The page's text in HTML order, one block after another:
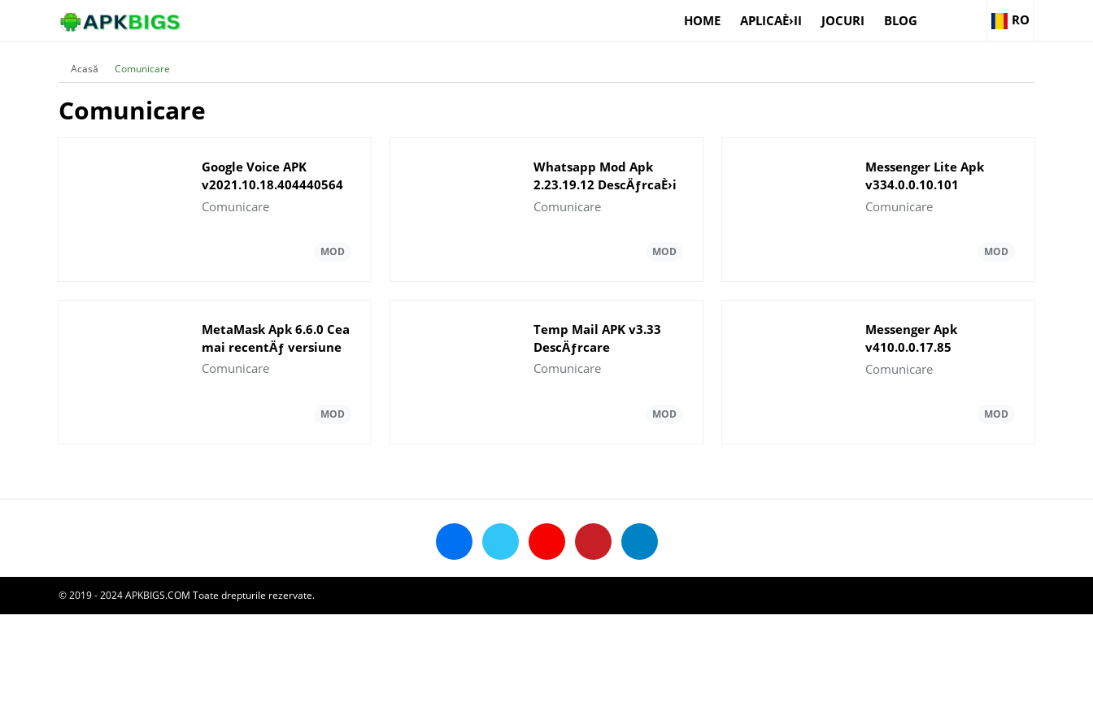
HOME APLICAÈ›II JOCURI BLOG RO
Acasă Comunicare
Comunicare
Google Voice APK
v2021.10.18.404440564
DescÄƒrcaÈ›i pentru
Comunicare
Whatsapp Mod Apk
2.23.19.12 DescÄƒrcaÈ›i
cea mai recentÄƒ
Comunicare
Messenger Lite Apk
v334.0.0.10.101
DescÄƒrcaÈ›i pentru
Comunicare
MetaMask Apk 6.6.0 Cea
mai recentÄƒ versiune
Comunicare
Temp Mail APK v3.33
DescÄƒrcare
Comunicare
Messenger Apk
v410.0.0.17.85
DescÄƒrcare 2023
Comunicare
© 2019 - 2024 APKBIGS.COM Toate drepturile rezervate.